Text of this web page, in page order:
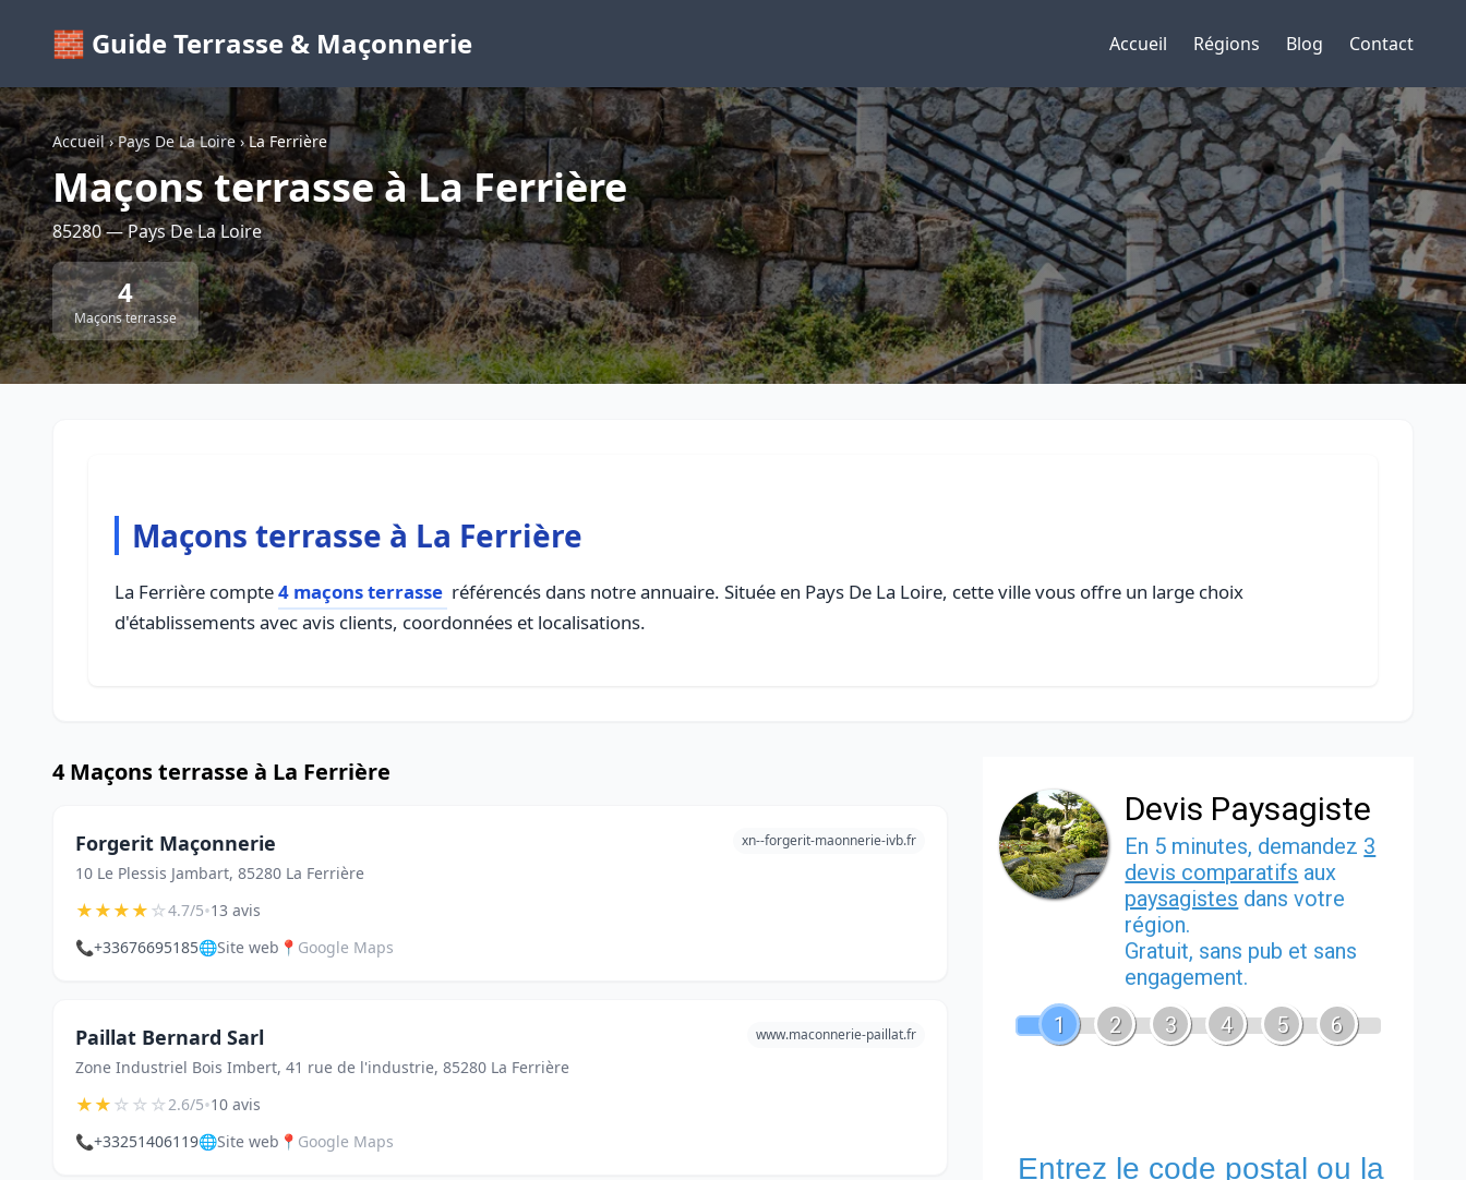
🧱 Guide Terrasse & Maçonnerie Accueil Régions Blog Contact
Accueil›Pays De La Loire ›La Ferrière
Maçons terrasse à La Ferrière
85280 — Pays De La Loire
4
Maçons terrasse
Maçons terrasse à La Ferrière
La Ferrière compte4 maçons terrasse référencés dans notre annuaire. Située en Pays De La Loire, cette ville vous offre un large choix
d'établissements avec avis clients, coordonnées et localisations.
4 Maçons terrasse à La Ferrière
Forgerit Maçonnerie
10 Le Plessis Jambart, 85280 La Ferrière
xn--forgerit-maonnerie-ivb.fr
★★★★☆4.7/5•13 avis
📞+33676695185🌐Site web 📍 Google Maps
Paillat Bernard Sarl
Zone Industriel Bois Imbert, 41 rue de l'industrie, 85280 La Ferrière
www.maconnerie-paillat.fr
★★☆☆☆2.6/5•10 avis
📞+33251406119🌐Site web 📍 Google Maps
Devis Paysagiste
En 5 minutes, demandez 3
devis comparatifs aux
paysagistes dans votre
région.
Gratuit, sans pub et sans
engagement.
1
2 3 4 5 6
Entrez le code postal ou la